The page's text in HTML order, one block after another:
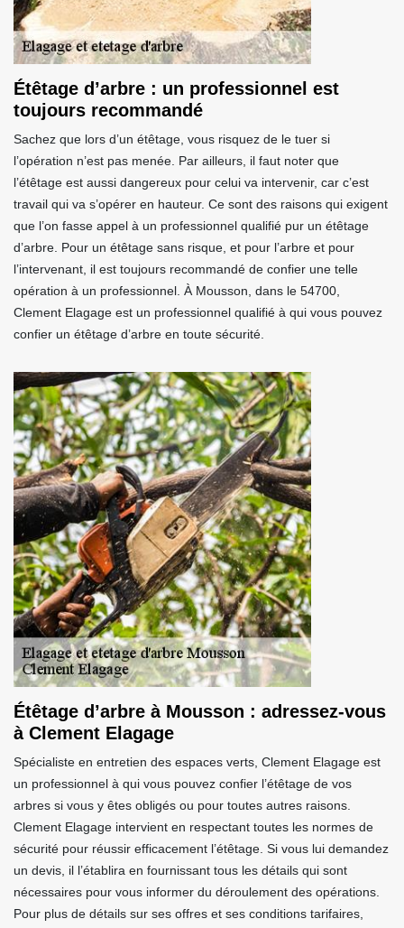
Étêtage d’arbre : un professionnel est
toujours recommandé
Sachez que lors d’un étêtage, vous risquez de le tuer si
l’opération n’est pas menée. Par ailleurs, il faut noter que
l’étêtage est aussi dangereux pour celui va intervenir, car c’est
travail qui va s’opérer en hauteur. Ce sont des raisons qui exigent
que l’on fasse appel à un professionnel qualifié pur un étêtage
d’arbre. Pour un étêtage sans risque, et pour l’arbre et pour
l’intervenant, il est toujours recommandé de confier une telle
opération à un professionnel. À Mousson, dans le 54700,
Clement Elagage est un professionnel qualifié à qui vous pouvez
confier un étêtage d’arbre en toute sécurité.
Étêtage d’arbre à Mousson : adressez-vous
à Clement Elagage
Spécialiste en entretien des espaces verts, Clement Elagage est
un professionnel à qui vous pouvez confier l’étêtage de vos
arbres si vous y êtes obligés ou pour toutes autres raisons.
Clement Elagage intervient en respectant toutes les normes de
sécurité pour réussir efficacement l’étêtage. Si vous lui demandez
un devis, il l’établira en fournissant tous les détails qui sont
nécessaires pour vous informer du déroulement des opérations.
Pour plus de détails sur ses offres et ses conditions tarifaires,